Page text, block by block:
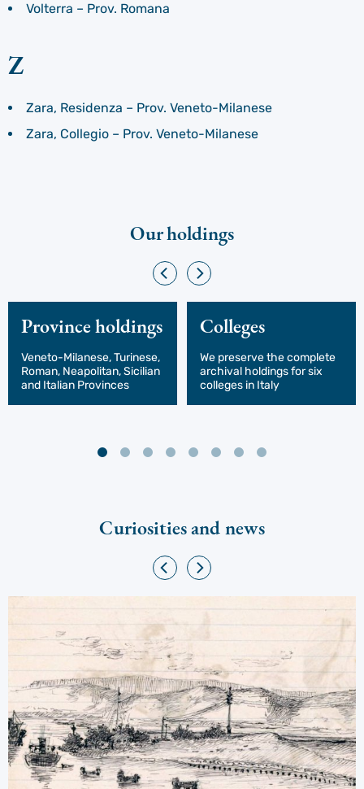
Volterra – Prov. Romana
Z
Zara, Residenza – Prov. Veneto-Milanese
Zara, Collegio – Prov. Veneto-Milanese
Our holdings
Province holdings
Veneto-Milanese, Turinese,
Roman, Neapolitan, Sicilian
and Italian Provinces
Colleges
We preserve the complete
archival holdings for six
colleges in Italy
Curiosities and news